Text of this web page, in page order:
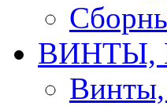
ВИНТЫ,
Винты,